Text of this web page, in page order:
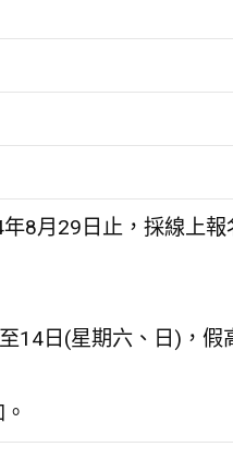
8月29日止，採線上
14日(星期六、日)，假